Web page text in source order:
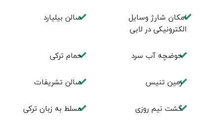
امكان شارژ وسايل
الكترونيكی در لابی
سالن بيليارد
حوضچه آب سرد حمام تركی
زمين تنيس سالن تشريفات
گشت نیم روزی مسلط به زبان ترکی